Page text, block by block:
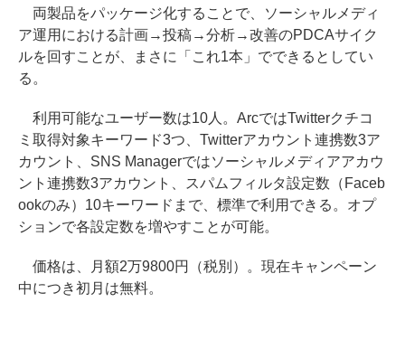
両製品をパッケージ化することで、ソーシャルメディ
ア運用における計画→投稿→分析→改善のPDCAサイク
ルを回すことが、まさに「これ1本」でできるとしてい
る。
利用可能なユーザー数は10人。ArcではTwitterクチコ
ミ取得対象キーワード3つ、Twitterアカウント連携数3ア
カウント、SNS Managerではソーシャルメディアアカウ
ント連携数3アカウント、スパムフィルタ設定数（Faceb
ookのみ）10キーワードまで、標準で利用できる。オプ
ションで各設定数を増やすことが可能。
価格は、月額2万9800円（税別）。現在キャンペーン
中につき初月は無料。